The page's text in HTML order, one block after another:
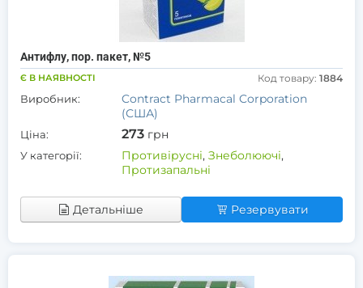
Антифлу, пор. пакет, №5
Є В НАЯВНОСТІ Код товару: 1884
Виробник:
Contract Pharmacal Corporation
(США)
Ціна: 273 грн
У категорії: Противірусні, Знеболюючі,
Протизапальні
Детальніше Резервувати